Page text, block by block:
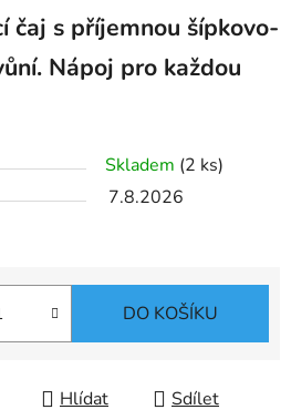
čaj s příjemnou šípkovo-
Nápoj pro každou
Skladem (2 ks)
7.8.2026
DO KOŠÍKU
Hlídat Sdílet